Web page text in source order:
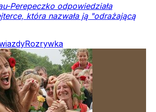
Perepeczko odpowiedziała
która nazwała ją "odrażającą
Rozrywka